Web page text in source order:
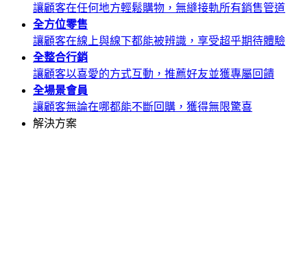
讓顧客在任何地方輕鬆購物，無縫接軌所有銷售管道
全方位零售
讓顧客在線上與線下都能被辨識，享受超乎期待體驗
全整合行銷
讓顧客以喜愛的方式互動，推薦好友並獲專屬回饋
全場景會員
讓顧客無論在哪都能不斷回購，獲得無限驚喜
解決方案